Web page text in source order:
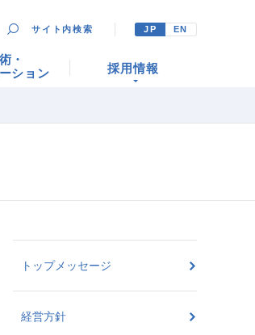
サイト内検索 JP EN
・
ション
採用情報
トップメッセージ
経営方針